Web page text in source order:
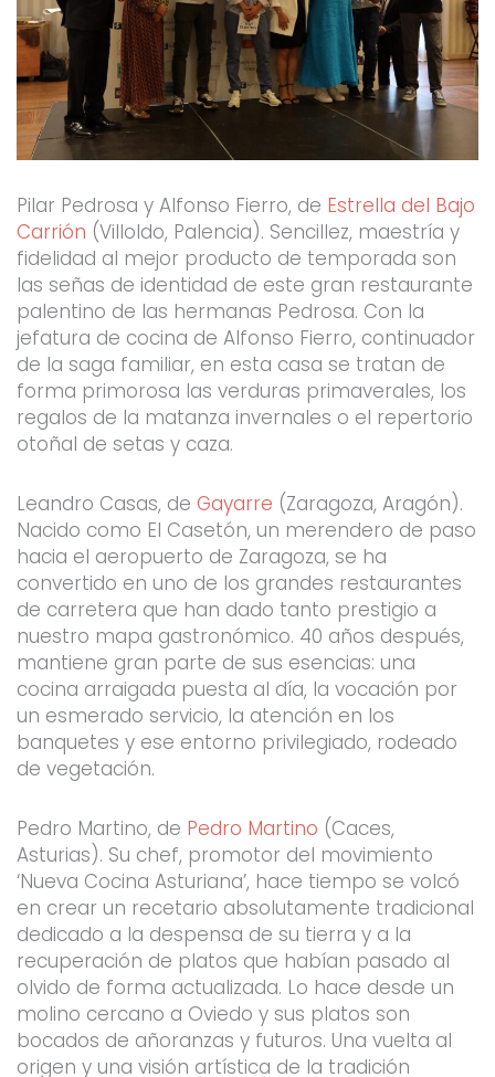
Pilar Pedrosa y Alfonso Fierro, de Estrella del Bajo
Carrión (Villoldo, Palencia). Sencillez, maestría y
fidelidad al mejor producto de temporada son
las señas de identidad de este gran restaurante
palentino de las hermanas Pedrosa. Con la
jefatura de cocina de Alfonso Fierro, continuador
de la saga familiar, en esta casa se tratan de
forma primorosa las verduras primaverales, los
regalos de la matanza invernales o el repertorio
otoñal de setas y caza.
Leandro Casas, de Gayarre (Zaragoza, Aragón).
Nacido como El Casetón, un merendero de paso
hacia el aeropuerto de Zaragoza, se ha
convertido en uno de los grandes restaurantes
de carretera que han dado tanto prestigio a
nuestro mapa gastronómico. 40 años después,
mantiene gran parte de sus esencias: una
cocina arraigada puesta al día, la vocación por
un esmerado servicio, la atención en los
banquetes y ese entorno privilegiado, rodeado
de vegetación.
Pedro Martino, de Pedro Martino (Caces,
Asturias). Su chef, promotor del movimiento
‘Nueva Cocina Asturiana’, hace tiempo se volcó
en crear un recetario absolutamente tradicional
dedicado a la despensa de su tierra y a la
recuperación de platos que habían pasado al
olvido de forma actualizada. Lo hace desde un
molino cercano a Oviedo y sus platos son
bocados de añoranzas y futuros. Una vuelta al
origen y una visión artística de la tradición